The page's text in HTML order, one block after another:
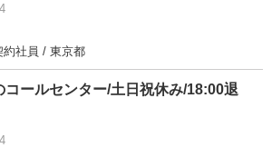
約社員 / 東京都
コールセンター/土日祝休み/18:00退